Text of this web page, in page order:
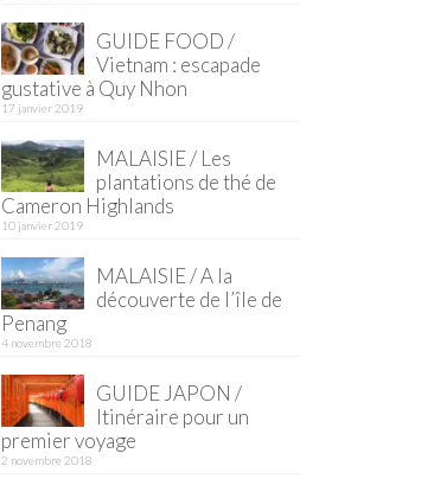
GUIDE FOOD /
Vietnam : escapade
gustative à Quy Nhon
17 janvier 2019
MALAISIE / Les
plantations de thé de
Cameron Highlands
10 janvier 2019
MALAISIE / A la
découverte de l’île de
Penang
4 novembre 2018
GUIDE JAPON /
Itinéraire pour un
premier voyage
2 novembre 2018